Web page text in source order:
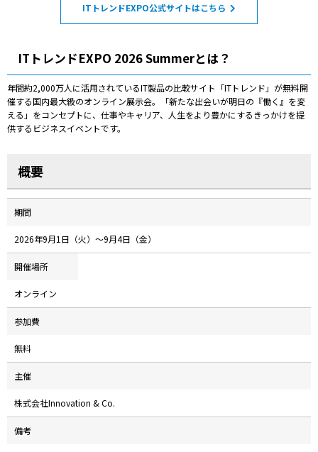
ITトレンドEXPO公式サイトはこちら
ITトレンドEXPO 2026 Summerとは？
年間約2,000万人に活用されているIT製品の比較サイト「ITトレンド」が無料開
催する国内最大級のオンライン展示会。「新たな出会いが明日の『働く』を変
える」をコンセプトに、仕事やキャリア、人生をより豊かにするきっかけを提
供するビジネスイベントです。
概要
期間
2026年9月1日（火）～9月4日（金）
開催場所
オンライン
参加費
無料
主催
株式会社Innovation & Co.
備考